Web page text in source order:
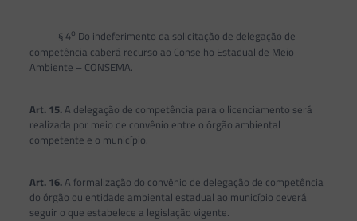
§ 4o Do indeferimento da solicitação de delegação de
competência caberá recurso ao Conselho Estadual de Meio
Ambiente – CONSEMA.
Art. 15.A delegação de competência para o licenciamento será
realizada por meio de convênio entre o órgão ambiental
competente e o município.
Art. 16.A formalização do convênio de delegação de competência
do órgão ou entidade ambiental estadual ao município deverá
seguir o que estabelece a legislação vigente.